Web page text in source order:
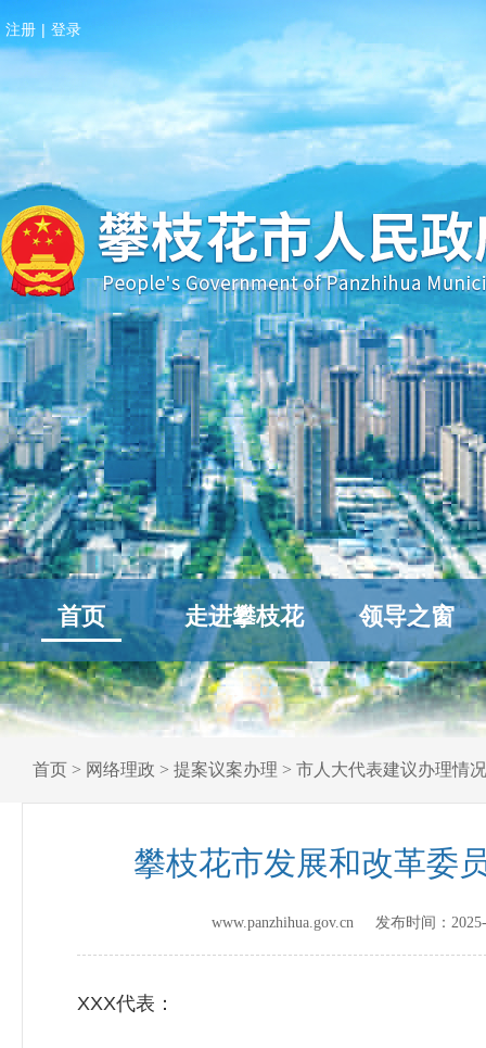
注册 | 登录
首页 走进攀枝花 领导之窗
首页 > 网络理政 > 提案议案办理 > 市人大代表建议办理情况
攀枝花市发展和改革委
www.panzhihua.gov.cn 发布时间：
XXX代表：